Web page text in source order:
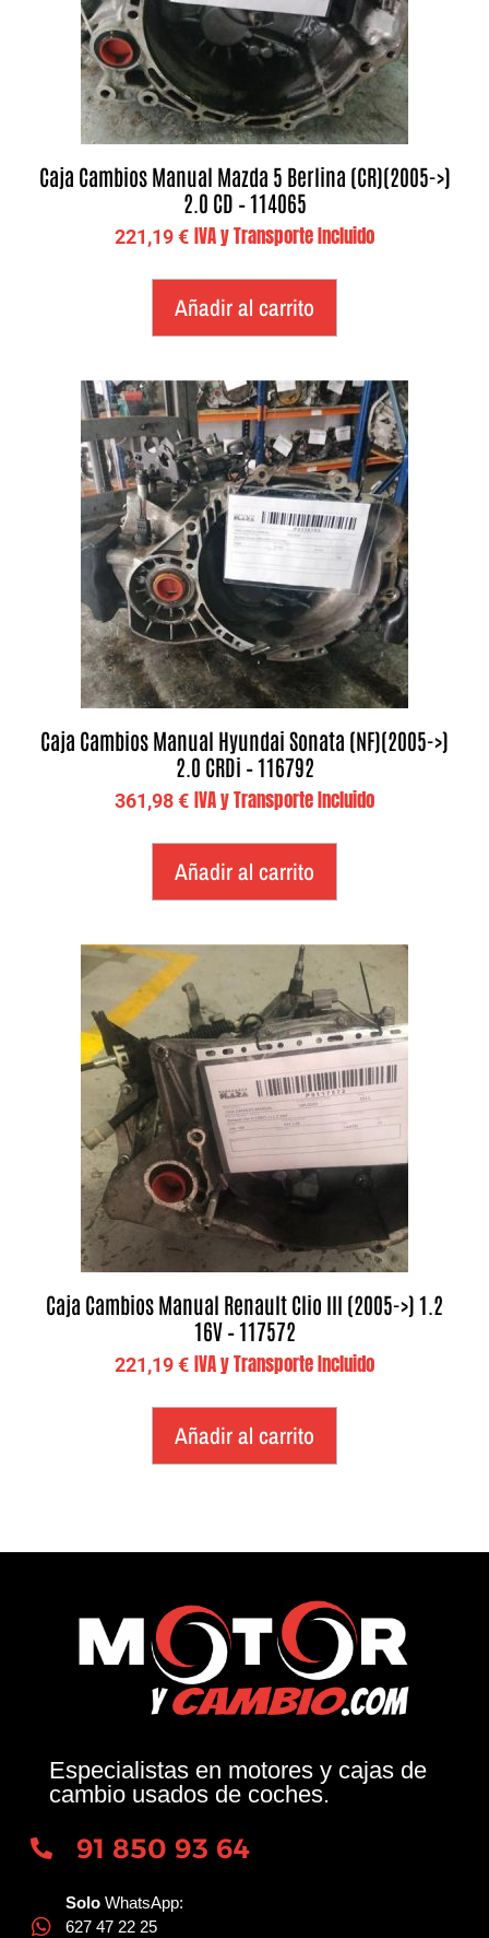
Caja Cambios Manual Mazda 5 Berlina (CR)(2005->)
2.0 CD – 114065
221,19€ IVA y Transporte Incluido
Añadir al carrito
Caja Cambios Manual Hyundai Sonata (NF)(2005->)
2.0 CRDi – 116792
361,98€ IVA y Transporte Incluido
Añadir al carrito
Caja Cambios Manual Renault Clio III (2005->) 1.2
16V – 117572
221,19€ IVA y Transporte Incluido
Añadir al carrito
Especialistas en motores y cajas de
cambio usados de coches.
91 850 93 64
Solo WhatsApp:
627 47 22 25